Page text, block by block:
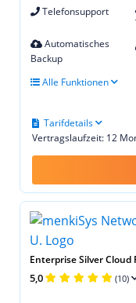
Telefonsupport
Automatisches
Backup
Alle Funktionen
Vertragslaufzeit: 12
Tarifdetails
Enterprise Silver Cloud
5,0 (10)